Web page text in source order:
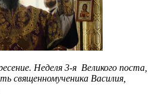
Неделя 3-я Великого поста,
священномученика Василия,